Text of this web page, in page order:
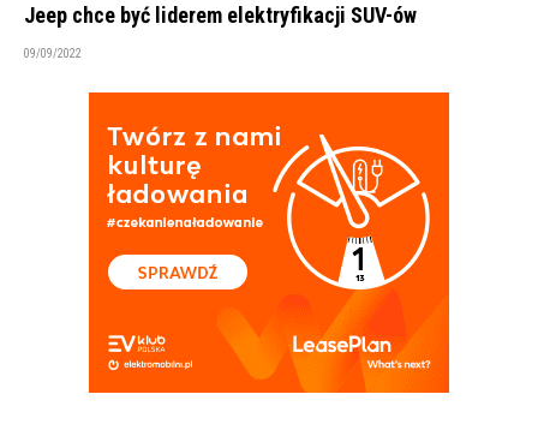
Jeep chce być liderem elektryfikacji SUV-ów
09/09/2022